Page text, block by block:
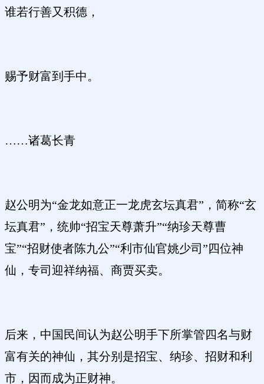
谁若行善又积德，
赐予财富到手中。
……诸葛长青
赵公明为“金龙如意正一龙虎玄坛真君”，简称“玄
坛真君”，统帅“招宝天尊萧升”“纳珍天尊曹
宝”“招财使者陈九公”“利市仙官姚少司”四位神
仙，专司迎祥纳福、商贾买卖。
后来，中国民间认为赵公明手下所掌管四名与财
富有关的神仙，其分别是招宝、纳珍、招财和利
市，因而成为正财神。